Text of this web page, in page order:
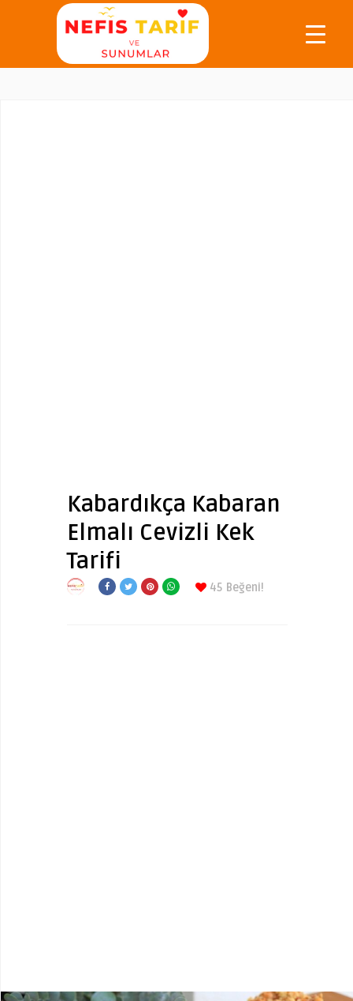
Kabardıkça Kabaran
Elmalı Cevizli Kek
Tarifi
45 Beğeni!